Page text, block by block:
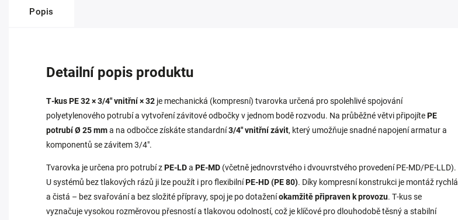
Popis
Detailní popis produktu
T‑kus PE 32 × 3/4" vnitřní × 32 je mechanická (kompresní) tvarovka určená pro spolehlivé spojování
polyetylenového potrubí a vytvoření závitové odbočky v jednom bodě rozvodu. Na průběžné větvi připojítePE
potrubí Ø 25 mma na odbočce získáte standardní3/4" vnitřní závit, který umožňuje snadné napojení armatur a
komponentů se závitem 3/4".
Tvarovka je určena pro potrubí zPE‑LDa PE‑MD (včetně jednovrstvého i dvouvrstvého provedení PE‑MD/PE‑LLD).
U systémů bez tlakových rázů ji lze použít i pro flexibilníPE‑HD (PE 80). Díky kompresní konstrukci je montáž rychlá
a čistá – bez svařování a bez složité přípravy, spoj je po dotaženíokamžitě připraven k provozu. T‑kus se
vyznačuje vysokou rozměrovou přesností a tlakovou odolností, což je klíčové pro dlouhodobě těsný a stabilní